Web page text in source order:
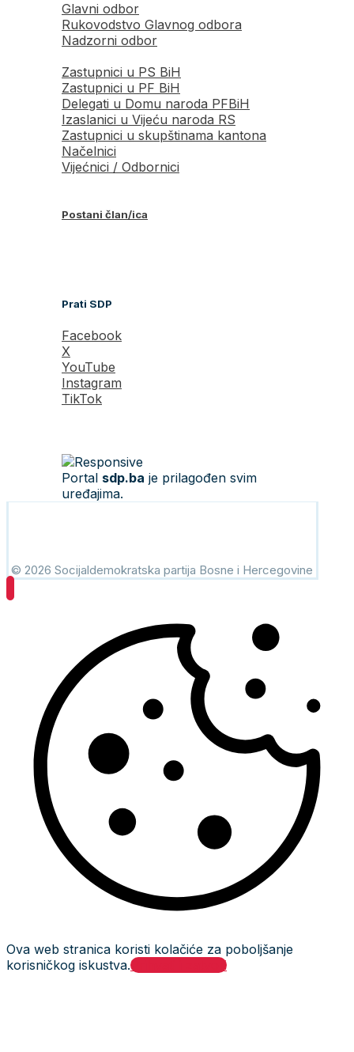
Glavni odbor
Rukovodstvo Glavnog odbora
Nadzorni odbor
Zastupnici u PS BiH
Zastupnici u PF BiH
Delegati u Domu naroda PFBiH
Izaslanici u Vijeću naroda RS
Zastupnici u skupštinama kantona
Načelnici
Vijećnici / Odbornici
Postani član/ica
Prati SDP
Facebook
X
YouTube
Instagram
TikTok
Portal sdp.ba je prilagođen svim
uređajima.
© 2026 Socijaldemokratska partija Bosne i Hercegovine
Ova web stranica koristi kolačiće za poboljšanje
korisničkog iskustva.Prihvati i zatvori